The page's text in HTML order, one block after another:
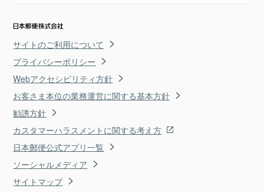
サイトのご利用について
プライバシーポリシー
Webアクセシビリティ方針
お客さま本位の業務運営に関する基本方針
勧誘方針
カスタマーハラスメントに関する考え方
日本郵便公式アプリ一覧
ソーシャルメディア
サイトマップ